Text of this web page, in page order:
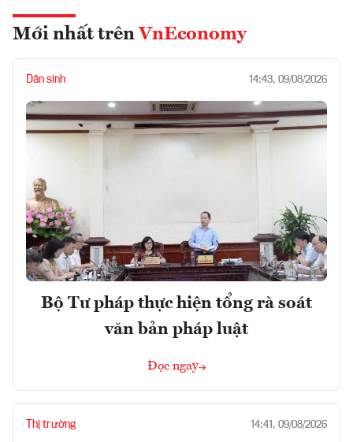
Mới nhất trên VnEconomy
Dân sinh 14:43, 09/08/2026
Bộ Tư pháp thực hiện tổng rà soát
văn bản pháp luật
Đọc ngay
Thị trường 14:41, 09/08/2026